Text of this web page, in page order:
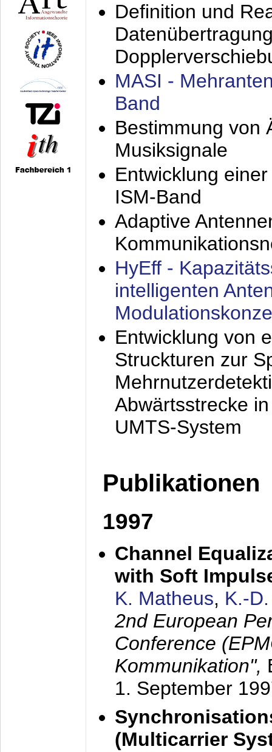
Definition und
MASI -
Band
Bestimmung von
Musiksignale
Entwicklung
ISM-Band
Adaptive
HyEff -
intelligenten
Entwicklung von
Struckturen zur
Abwärtsstrecke
UMTS-System
Publikationen
1997
Channel
with Soft
K. Matheus, K.-
2nd European
Conference
Kommunikation",
1. September
(Multicarrier